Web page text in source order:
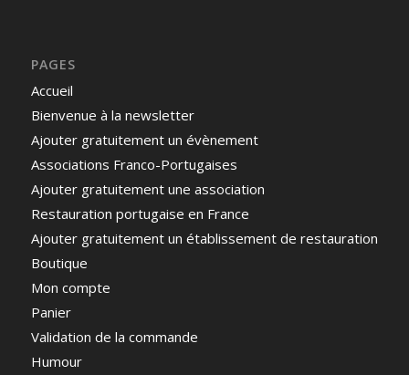
PAGES
Accueil
Bienvenue à la newsletter
Ajouter gratuitement un évènement
Associations Franco-Portugaises
Ajouter gratuitement une association
Restauration portugaise en France
Ajouter gratuitement un établissement de restauration
Boutique
Mon compte
Panier
Validation de la commande
Humour